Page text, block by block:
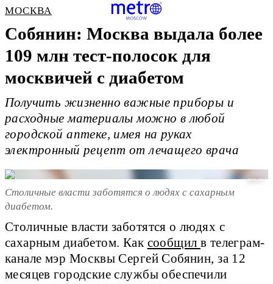
МОСКВА
Собянин: Москва выдала более
109 млн тест-полосок для
москвичей с диабетом
Получить жизненно важные приборы и
расходные материалы можно в любой
городской аптеке, имея на руках
электронный рецепт от лечащего врача
mos..ru
Столичные власти заботятся о людях с сахарным
диабетом.
Столичные власти заботятся о людях с
сахарным диабетом. Как сообщил в телеграм-
канале мэр Москвы Сергей Собянин, за 12
месяцев городские службы обеспечили